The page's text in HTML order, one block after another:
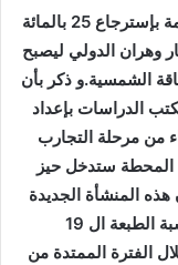
و سيسمح هذا المشروع فور دخوله حيز الخدمة بإسترجاع 25 بالمائة
وهران الدولي ليصبح
الشمسية.و ذكر بأن
الدراسات بإعداد
من مرحلة التجارب
المحطة ستدخل حيز
المنشأة الجديدة
ستكون جاهزة لاستقبال ضيوف وهران بمناسبة الطبعة ال 19
الفترة الممتدة من